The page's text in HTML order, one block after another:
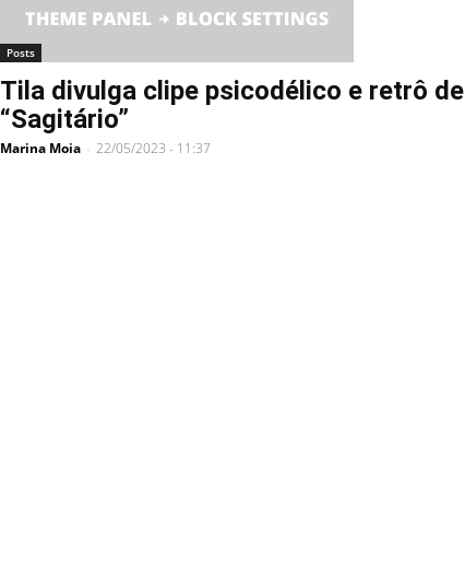
Posts
Tila divulga clipe psicodélico e retrô de
“Sagitário”
Marina Moia - 22/05/2023 - 11:37